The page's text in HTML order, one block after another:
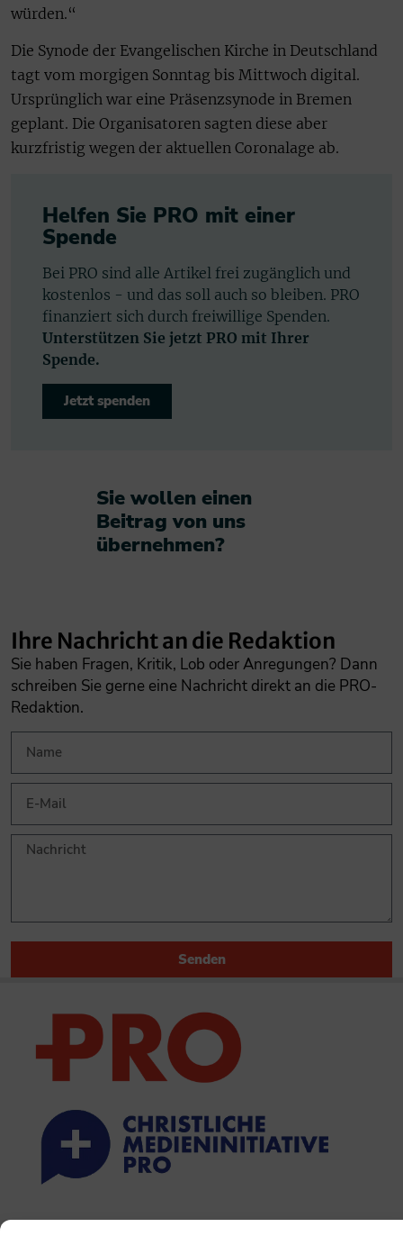
würden.“
Die Synode der Evangelischen Kirche in Deutschland
tagt vom morgigen Sonntag bis Mittwoch digital.
Ursprünglich war eine Präsenzsynode in Bremen
geplant. Die Organisatoren sagten diese aber
kurzfristig wegen der aktuellen Coronalage ab.
Helfen Sie PRO mit einer
Spende
Bei PRO sind alle Artikel frei zugänglich und
kostenlos - und das soll auch so bleiben. PRO
finanziert sich durch freiwillige Spenden.
Unterstützen Sie jetzt PRO mit Ihrer
Spende.
Jetzt spenden
Sie wollen einen
Beitrag von uns
übernehmen?​
Ihre Nachricht an die Redaktion
Sie haben Fragen, Kritik, Lob oder Anregungen? Dann
schreiben Sie gerne eine Nachricht direkt an die PRO-
Redaktion.
Senden